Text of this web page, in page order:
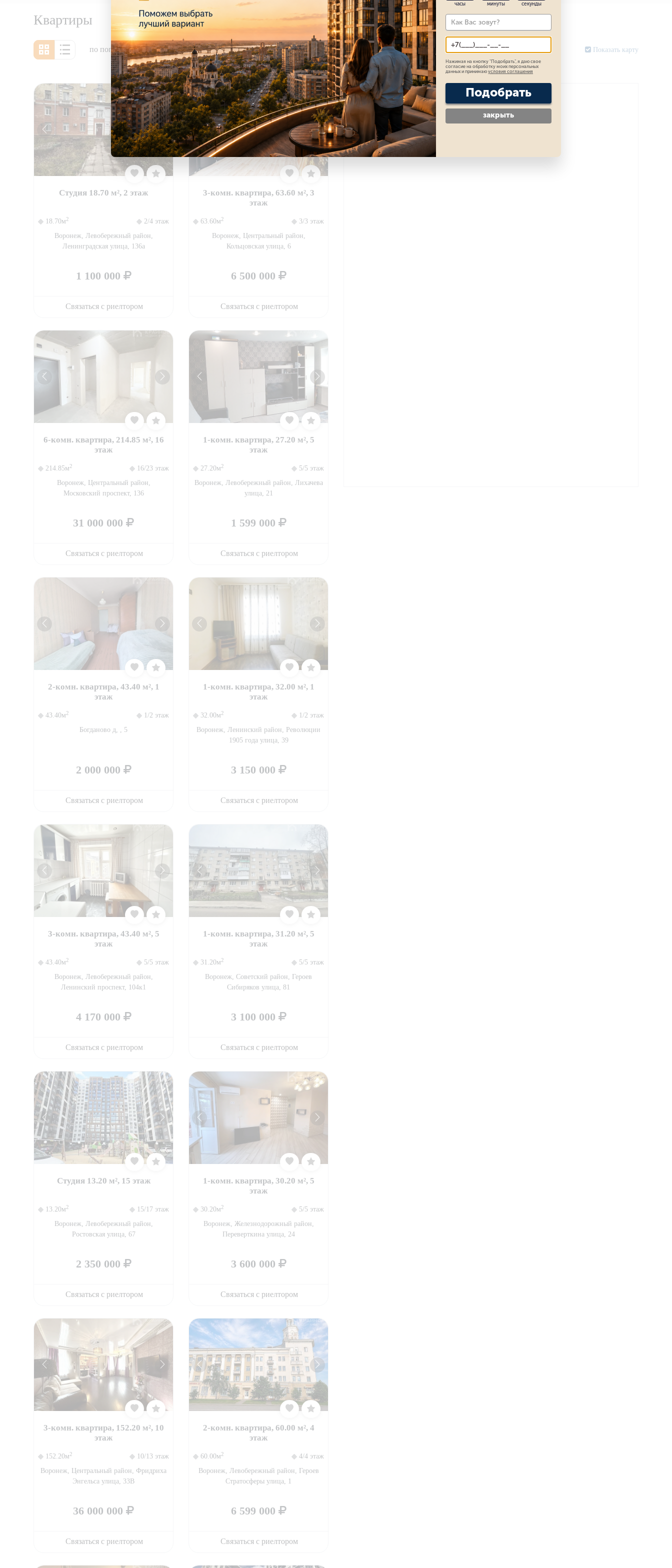
Квартиры
по популярности Показать карту
Студия 18.70 м², 2 этаж
18.70м2
2/4 этаж
Воронеж, Левобережный район,
Ленинградская улица, 136а
1 100 000
Связаться с риелтором
3-комн. квартира, 63.60 м², 3
этаж
63.60м2
3/3 этаж
Воронеж, Центральный район,
Кольцовская улица, 6
6 500 000
Связаться с риелтором
6-комн. квартира, 214.85 м², 16
этаж
214.85м2
16/23 этаж
Воронеж, Центральный район,
Московский проспект, 136
31 000 000
Связаться с риелтором
1-комн. квартира, 27.20 м², 5
этаж
27.20м2
5/5 этаж
Воронеж, Левобережный район, Лихачева
улица, 21
1 599 000
Связаться с риелтором
2-комн. квартира, 43.40 м², 1
этаж
43.40м2
1/2 этаж
Богданово д, , 5
2 000 000
Связаться с риелтором
1-комн. квартира, 32.00 м², 1
этаж
32.00м2
1/2 этаж
Воронеж, Ленинский район, Революции
1905 года улица, 39
3 150 000
Связаться с риелтором
3-комн. квартира, 43.40 м², 5
этаж
43.40м2
5/5 этаж
Воронеж, Левобережный район,
Ленинский проспект, 104к1
4 170 000
Связаться с риелтором
1-комн. квартира, 31.20 м², 5
этаж
31.20м2
5/5 этаж
Воронеж, Советский район, Героев
Сибиряков улица, 81
3 100 000
Связаться с риелтором
Студия 13.20 м², 15 этаж
13.20м2
15/17 этаж
Воронеж, Левобережный район,
Ростовская улица, 67
2 350 000
Связаться с риелтором
1-комн. квартира, 30.20 м², 5
этаж
30.20м2
5/5 этаж
Воронеж, Железнодорожный район,
Переверткина улица, 24
3 600 000
Связаться с риелтором
3-комн. квартира, 152.20 м², 10
этаж
152.20м2
10/13 этаж
Воронеж, Центральный район, Фридриха
Энгельса улица, 33В
36 000 000
Связаться с риелтором
2-комн. квартира, 60.00 м², 4
этаж
60.00м2
4/4 этаж
Воронеж, Левобережный район, Героев
Стратосферы улица, 1
6 599 000
Связаться с риелтором
загрузка карты...
часы минуты секунды
Нажимая на кнопку "Подобрать", я даю свое
согласие на обработку моих персональных
данных и принимаю условия соглашения
Подобрать
закрыть